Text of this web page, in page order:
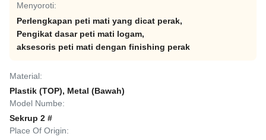
Menyoroti:
Perlengkapan peti mati yang dicat perak,
Pengikat dasar peti mati logam,
aksesoris peti mati dengan finishing perak
Material:
Plastik (TOP), Metal (Bawah)
Model Numbe:
Sekrup 2 #
Place Of Origin: